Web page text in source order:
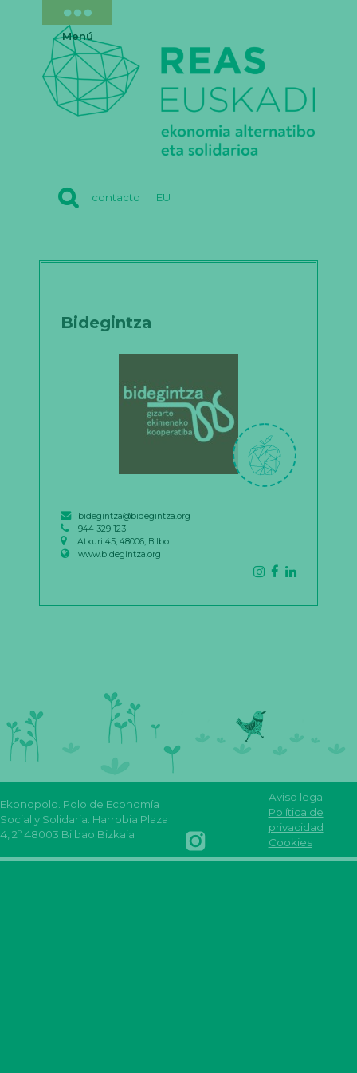
contacto EU
Menú
Bidegintza
bidegintza@bidegintza.org
944 329 123
Atxuri 45, 48006, Bilbo
www.bidegintza.org
Ekonopolo. Polo de Economía
Social y Solidaria. Harrobia Plaza
4, 2º 48003 Bilbao Bizkaia
Facebook
Youtube
Euskadi
Euskadi
mastodon
FLICKR
Euskadi
INSTAGRAM
REAS
euskadi
Aviso legal
Política de
privacidad
Cookies